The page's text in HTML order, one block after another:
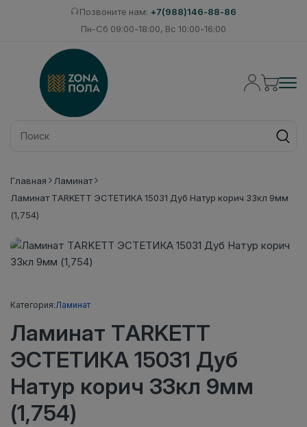
Позвоните нам: +7(988)146-88-86
Пн-Сб 09:00-18:00, Вс 10:00-16:00
Главная
Ламинат
Ламинат TARKETT ЭСТЕТИКА 15031 Дуб Натур корич 33кл 9мм
(1,754)
Категория:Ламинат
Ламинат TARKETT
ЭСТЕТИКА 15031 Дуб
Натур корич 33кл 9мм
(1,754)